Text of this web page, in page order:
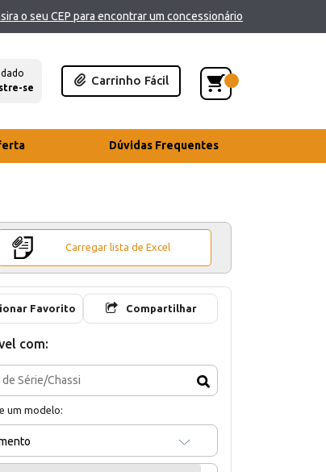
o seu CEP para encontrar um concessionário
se
Carrinho Fácil
Dúvidas Frequentes
Carregar lista de Excel
Favorito Compartilhar
com:
um modelo: